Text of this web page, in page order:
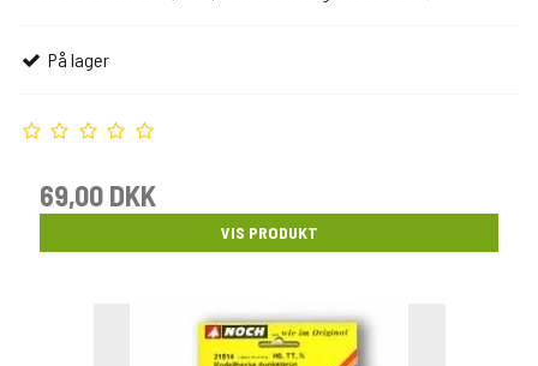
På lager
69,00 DKK
VIS PRODUKT